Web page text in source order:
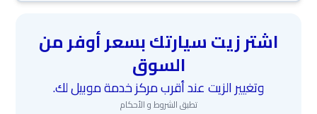
اشتر زيت سيارتك بسعر أوفر من
السوق
وتغيير الزيت عند أقرب مركز خدمة موبيل لك.
تطبق الشروط و الأحكام